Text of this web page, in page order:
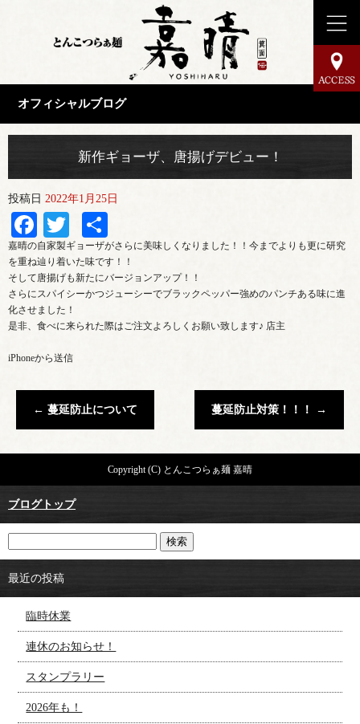
オフィシャルブログ
新作ギョーザ、唐揚げデビュー！
投稿日 2022年1月25日
Facebook
Twitter
有
嘉晴の自家製ギョーザがさらに美味しくなりました！！今までよりも更に研究
を重ね辿り着いた味です！！
そして唐揚げも新たにバージョンアップ！！
さらにスパイシーかつジューシーでブラックペッパー強めのパンチある味に進
化させました！
是非、食べに来られた際はご注文よろしくお願い致します♪ 店主
iPhoneから送信
← 蔓延防止について 蔓延防止対策！！！ →
Copyright (C) とんこつらぁ麺 嘉晴
ブログトップ
最近の投稿
臨時休業
連休のお知らせ！
スタンプラリー
2026年も！